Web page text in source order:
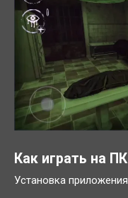
Как играть на ПК
Установка